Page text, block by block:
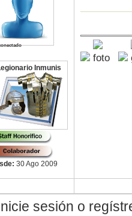
Inmunis
30 Ago 2009
sesión o